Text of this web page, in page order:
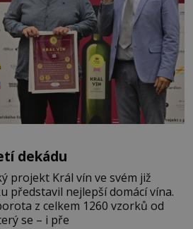
dekádu
projekt Král vín ve svém již
představil nejlepší domácí vína.
z celkem 1260 vzorků od
který se – i pře